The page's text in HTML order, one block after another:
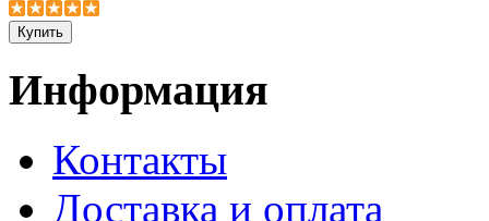
Информация
Контакты
Доставка и оплата